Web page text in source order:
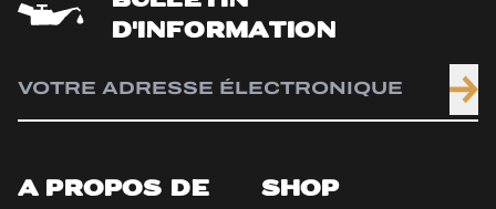
D'INFORMATION
A PROPOS DE SHOP